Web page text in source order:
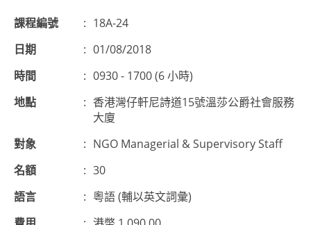
課程編號 : 18A-24
日期
: 01/08/2018
時間
: 0930 - 1700 (6 小時)
地點
: 香港灣仔軒尼詩道15號溫莎公爵社會服務
大廈
對象
: NGO Managerial & Supervisory Staff
名額
: 30
語言
: 粵語 (輔以英文詞彙)